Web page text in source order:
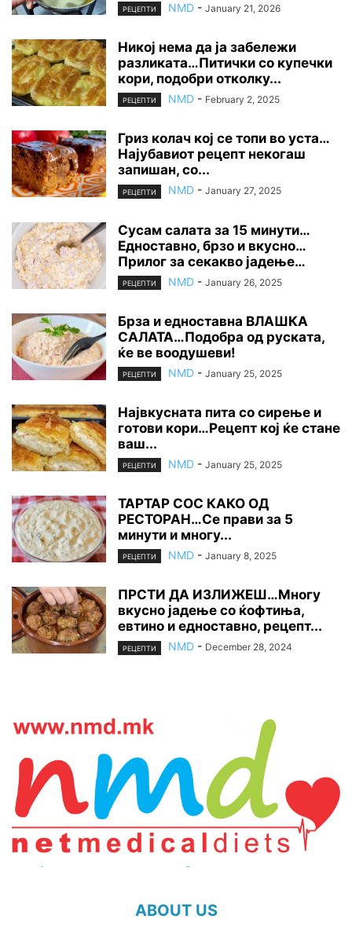
РЕЦЕПТИ NMD - January 21, 2026
Никој нема да ја забележи
разликата…Питички со купечки
кори, подобри отколку...
РЕЦЕПТИ NMD - February 2, 2025
Гриз колач кој се топи во уста…
Најубавиот рецепт некогаш
запишан, со...
РЕЦЕПТИ NMD - January 27, 2025
Сусам салата за 15 минути…
Едноставно, брзо и вкусно…
Прилог за секакво јадење…
РЕЦЕПТИ NMD - January 26, 2025
Брза и едноставна ВЛАШКА
САЛАТА…Подобра од руската,
ќе ве воодушеви!
РЕЦЕПТИ NMD - January 25, 2025
Највкусната пита со сирење и
готови кори…Рецепт кој ќе стане
ваш...
РЕЦЕПТИ NMD - January 25, 2025
ТАРТАР СОС КАКО ОД
РЕСТОРАН…Се прави за 5
минути и многу...
РЕЦЕПТИ NMD - January 8, 2025
ПРСТИ ДА ИЗЛИЖЕШ…Многу
вкусно јадење со ќофтиња,
евтино и едноставно, рецепт...
РЕЦЕПТИ NMD - December 28, 2024
ABOUT US